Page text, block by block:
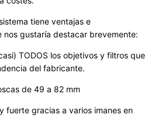
tiene ventajas e
nos gustaría destacar brevemente:
TODOS los objetivos y filtros que
del fabricante.
de 49 a 82 mm
fuerte gracias a varios imanes en